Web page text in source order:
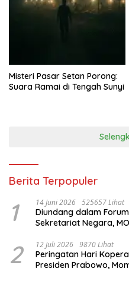
Misteri Pasar Setan Porong:
Suara Ramai di Tengah Sunyi
Berita Terpopuler
1 14 Juni 2026 525657 Lihat
Diundang dalam
Sekretariat Negara,
2 12 Juli 2026 9870 Lihat
Peringatan Hari
Presiden Prabowo,